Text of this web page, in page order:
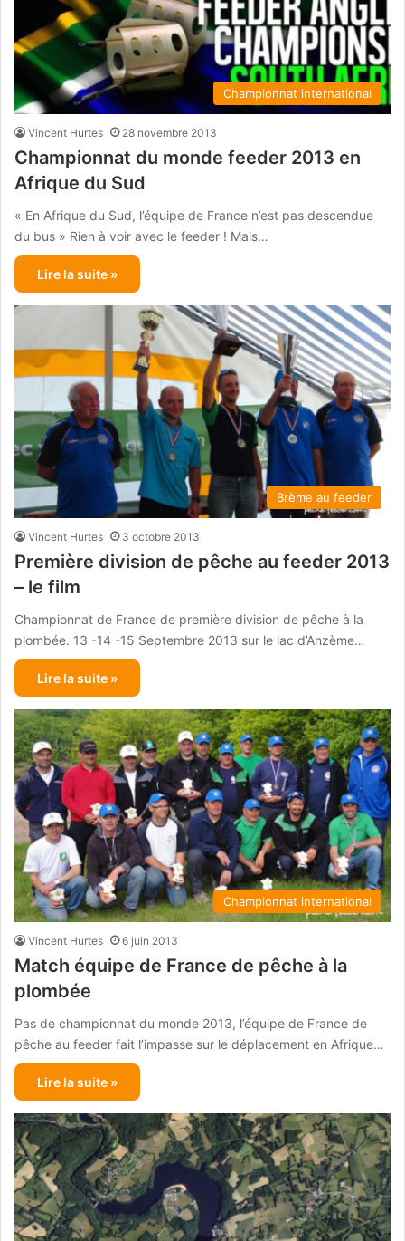
Championnat international
Vincent Hurtes 28 novembre 2013
Championnat du monde feeder 2013 en
Afrique du Sud
« En Afrique du Sud, l’équipe de France n’est pas descendue
du bus » Rien à voir avec le feeder ! Mais…
Lire la suite »
Brème au feeder
Vincent Hurtes 3 octobre 2013
Première division de pêche au feeder 2013
– le film
Championnat de France de première division de pêche à la
plombée. 13 -14 -15 Septembre 2013 sur le lac d’Anzème…
Lire la suite »
Championnat international
Vincent Hurtes 6 juin 2013
Match équipe de France de pêche à la
plombée
Pas de championnat du monde 2013, l’équipe de France de
pêche au feeder fait l’impasse sur le déplacement en Afrique…
Lire la suite »